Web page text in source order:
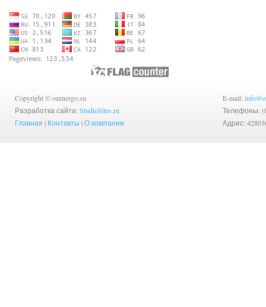
Copyright © ozenergo.su
Разработка сайта: StudioSites.ru
Главная | Контакты |О компании
E-mail:
Телефоны:
Адрес: